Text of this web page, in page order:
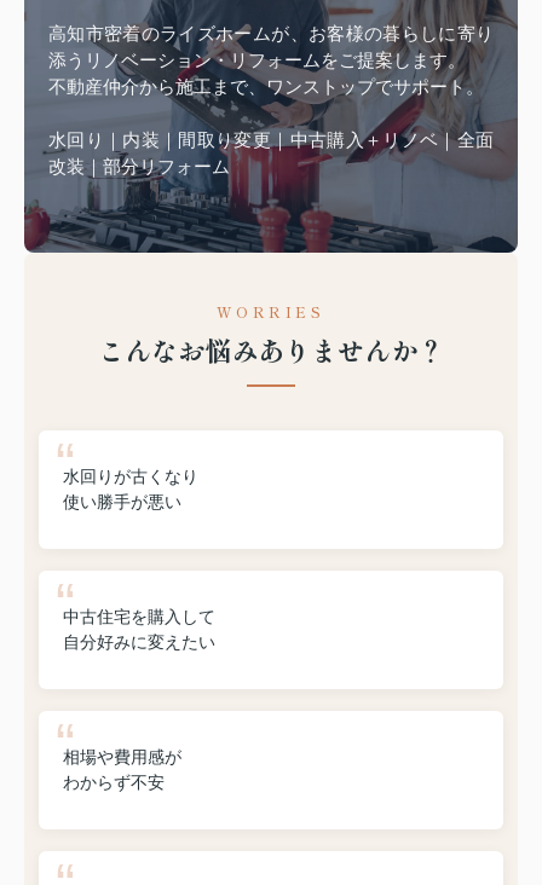
高知市密着のライズホームが、お客様の暮らしに寄り
添うリノベーション・リフォームをご提案します。
不動産仲介から施工まで、ワンストップでサポート。
水回り｜内装｜間取り変更｜中古購入＋リノベ｜全面
改装｜部分リフォーム
WORRIES
こんなお悩みありませんか？
水回りが古くなり
使い勝手が悪い
中古住宅を購入して
自分好みに変えたい
相場や費用感が
わからず不安